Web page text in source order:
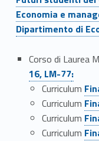
s
i
i
Economia e
Dipartimento di
Corso di Laurea
16, LM-77Link identifier #identifier__124041-6:
Curriculum Link identifier #identifier__133325-7
Curriculum Link identifier #identifier__83654-8
Curriculum Link identifier #identifier__93358-9
Curriculum Link identifier #identifier__185201-10